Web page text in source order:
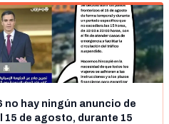
no hay ningún anuncio de
15 de agosto, durante 15